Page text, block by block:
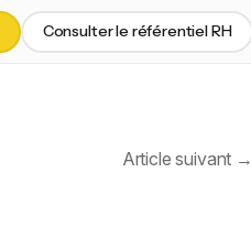
Consulter le référentiel RH
Article suivant →